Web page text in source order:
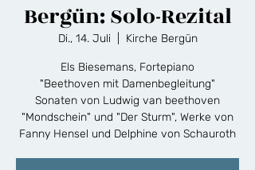
Bergün: Solo-Rezital
Di., 14. Juli
  |
Kirche Bergün
Els Biesemans, Fortepiano
"Beethoven mit Damenbegleitung"
Sonaten von Ludwig van beethoven
"Mondschein" und "Der Sturm", Werke von
Fanny Hensel und Delphine von Schauroth